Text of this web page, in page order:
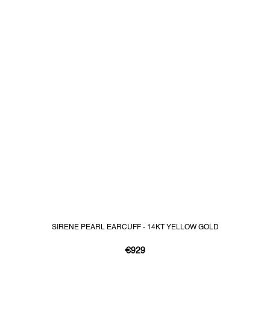
SIRENE PEARL EARCUFF - 14KT YELLOW GOLD
€929